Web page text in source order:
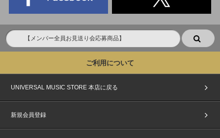
ご利用について
UNIVERSAL MUSIC STORE 本店に戻る
新規会員登録